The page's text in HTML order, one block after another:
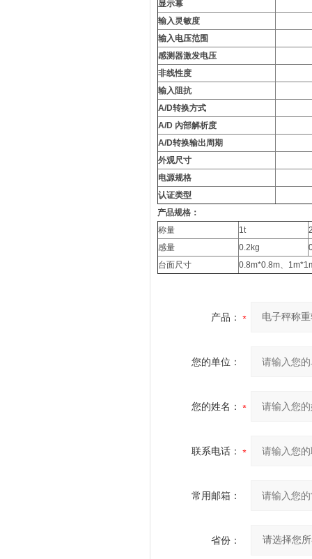
显示幕
输入灵敏度
输入电压范围
感测器激发电压
非线性度
输入阻抗
A/D转换方式
A/D 內部解析度
A/D转换输出周期
外观尺寸
电源规格
认证类型
产品规格：
称量
1t
感量
0.2kg
台面尺寸
0.8m*0.8m、
产品：
您的单位：
您的姓名：
联系电话：
常用邮箱：
省份：